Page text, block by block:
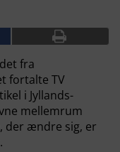
fra
fortalte TV
i Jyllands-
mellemrum
der ændre sig, er